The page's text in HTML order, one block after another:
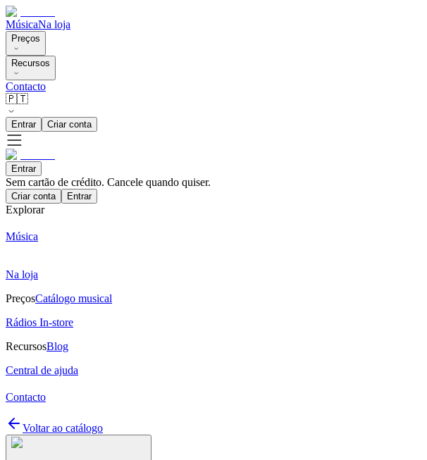
MúsicaNa loja
Preços
Recursos
Contacto
🇵🇹
Entrar Criar conta
Entrar
Sem cartão de crédito. Cancele quando quiser.
Criar conta Entrar
Explorar
Música
Na loja
PreçosCatálogo musical
Rádios In-store
RecursosBlog
Central de ajuda
Contacto
Voltar ao catálogo